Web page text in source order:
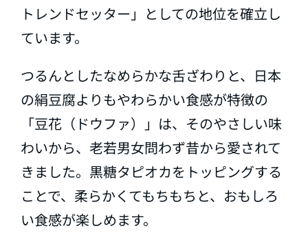
トレンドセッター」としての地位を確立し
ています。
つるんとしたなめらかな舌ざわりと、日本
の絹豆腐よりもやわらかい食感が特徴の
「豆花（ドウファ）」は、そのやさしい味
わいから、老若男女問わず昔から愛されて
きました。黒糖タピオカをトッピングする
ことで、柔らかくてもちもちと、おもしろ
い食感が楽しめます。